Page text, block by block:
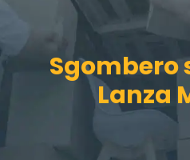
Sgombero
Lanza